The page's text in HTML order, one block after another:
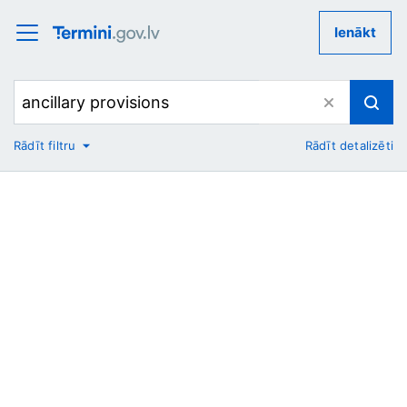
Ienākt
No
Rādīt filtru Rādīt detalizēti